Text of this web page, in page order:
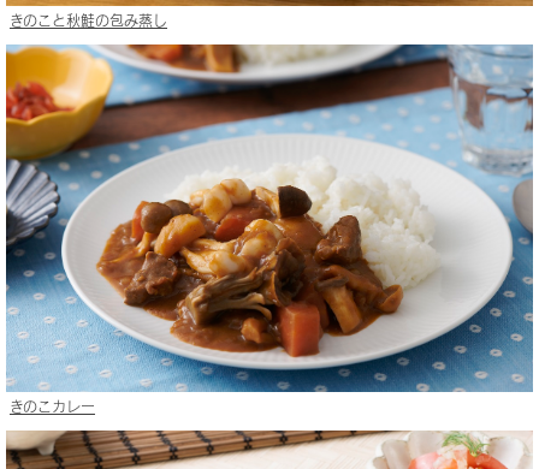
きのこと秋鮭の包み蒸し
きのこカレー